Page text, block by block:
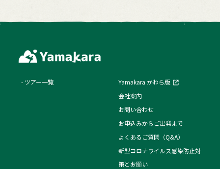
ツアー一覧
Yamakara かわら版
会社案内
お問い合わせ
お申込みからご出発まで
よくあるご質問（Q&A）
新型コロナウイルス感染防止対
策とお願い